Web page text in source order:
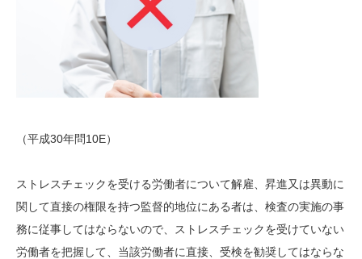
（平成30年問10E）
ストレスチェックを受ける労働者について解雇、昇進又は異動に
関して直接の権限を持つ監督的地位にある者は、検査の実施の事
務に従事してはならないので、ストレスチェックを受けていない
労働者を把握して、当該労働者に直接、受検を勧奨してはならな